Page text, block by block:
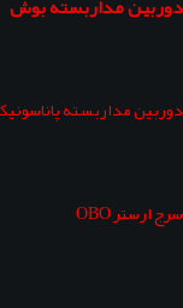
دوربین مداربسته
سرج ارستر OBO